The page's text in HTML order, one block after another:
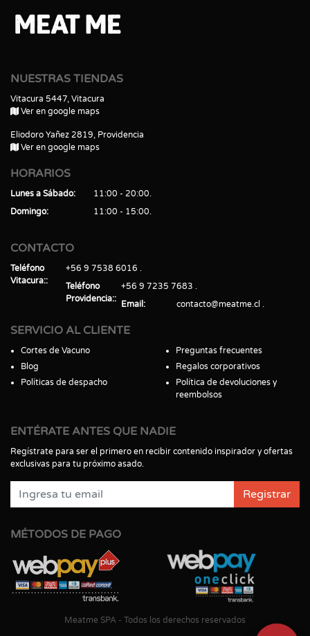
NUESTRAS TIENDAS
Vitacura 5447, Vitacura
Ver en google maps
Eliodoro Yañez 2819, Providencia
Ver en google maps
HORARIOS
Lunes a Sábado
11:00 - 20:00
Domingo
11:00 - 15:00
CONTACTO
Teléfono
Vitacura:
+56 9 7538 6016
Teléfono
Providencia:
+56 9 7235 7683
Email
contacto@meatme.cl
SERVICIO AL CLIENTE
Cortes de Vacuno
Blog
Políticas de despacho
Preguntas frecuentes
Regalos corporativos
Política de devoluciones y
reembolsos
ENTÉRATE ANTES QUE NADIE
Regístrate para ser el primero en recibir contenido inspirador y ofertas
exclusivas para tu próximo asado.
Registrar
MÉTODOS DE PAGO
Meatme SPA - Todos los derechos reservados